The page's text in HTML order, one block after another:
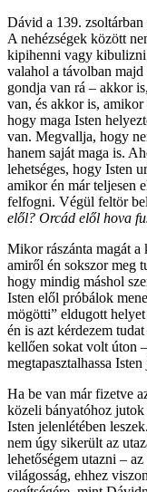
Dávid a 139. zsoltárban
A nehézségek között
kipihenni vagy kibulizni
valahol a távolban
gondja van rá – akkor
van, és akkor is,
hogy maga Isten
van. Megvallja, hogy
hanem saját maga is.
lehetséges, hogy Isten
amikor én már teljesen
felfogni. Végül feltör
elől? Orcád elől hova
Mikor rászánta magát a
amiről én sokszor meg
hogy mindig máshol
Isten elől próbálok
mögötti” eldugott
én is azt kérdezem tudat
kellően sokat volt úton
megtapasztalhassa
Ha be van már fizetve
közeli bányatóhoz
Isten jelenlétében
nem úgy sikerült az
lehetőségem utazni –
világosság, ehhez